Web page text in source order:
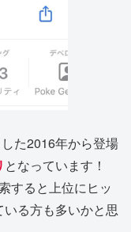
た2016年から登場
となっています！
すると上位にヒッ
いる方も多いかと思